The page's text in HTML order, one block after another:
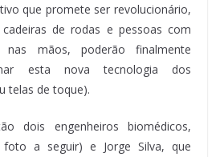
que promete ser revolucionário,
de rodas e pessoas com
nas mãos, poderão finalmente
esta nova tecnologia dos
telas de toque).
dois engenheiros biomédicos,
foto a seguir) e Jorge Silva, que